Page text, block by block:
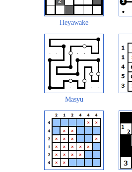
Heyawake
Masyu